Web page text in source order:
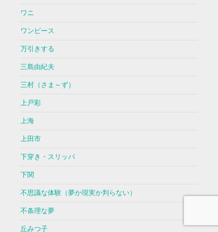
ワニ
ワンピース
万引きする
三島由紀夫
三村（さま～ず）
上戸彩
上海
上田市
下穿き・スリッパ
下関
不思議な体験（夢か現実か判らない）
不条理な夢
丘みつ子